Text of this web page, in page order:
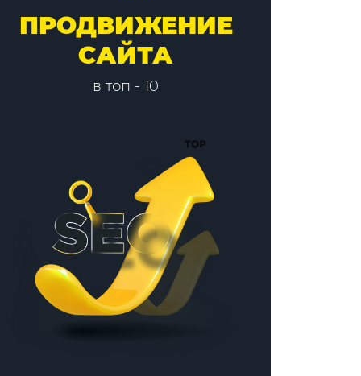
ПРОДВИЖЕНИЕ
САЙТА
в топ - 10